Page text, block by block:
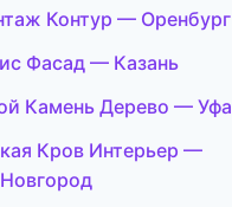
Контур — Оренбург
Фасад — Казань
Камень Дерево — Уфа
Кров Интерьер —